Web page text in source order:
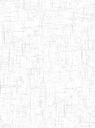
08/2010 ENIET
12/2007 ENIEG